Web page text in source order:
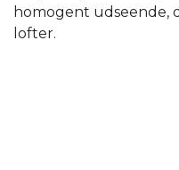
homogent udseende,
lofter.